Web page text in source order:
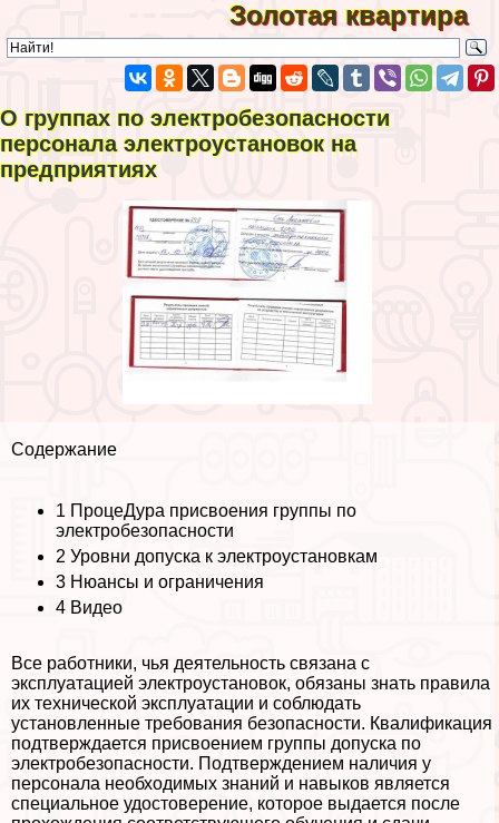
Золотая квартира
О группах по электробезопасности
персонала электроустановок на
предприятиях
Содержание
1 ПроцеДypa присвоения группы по
электробезопасности
2 Уровни допуска к электроустановкам
3 Нюансы и ограничения
4 Видео
Все работники, чья деятельность связана с
эксплуатацией электроустановок, обязаны знать правила
их технической эксплуатации и соблюдать
установленные требования безопасности. Квалификация
подтверждается присвоением группы допуска по
электробезопасности. Подтверждением наличия у
персонала необходимых знаний и навыков является
специальное удостоверение, которое выдается после